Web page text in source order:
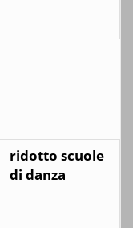
ridotto scuole
di danza